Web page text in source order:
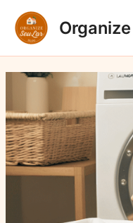
para
conteúdo